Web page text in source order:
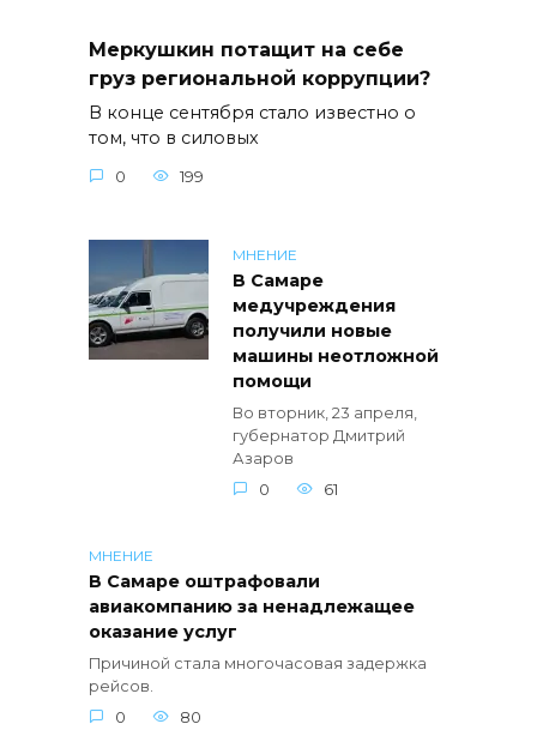
Меркушкин потащит на себе
груз региональной коррупции?
В конце сентября стало известно о
том, что в силовых
0 199
МНЕНИЕ
В Самаре
медучреждения
получили новые
машины неотложной
помощи
Во вторник, 23 апреля,
губернатор Дмитрий
Азаров
0
61
МНЕНИЕ
В Самаре оштрафовали
авиакомпанию за ненадлежащее
оказание услуг
Причиной стала многочасовая задержка
рейсов.
0
80